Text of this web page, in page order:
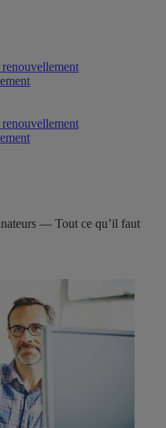
renouvellement
renouvellement
​​— Tout ce qu’il faut